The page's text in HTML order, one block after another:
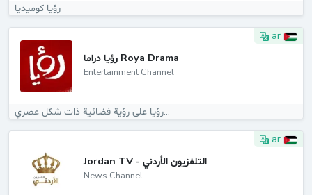
رؤيا كوميديا
ar
رؤيا دراما Roya Drama
Entertainment Channel
رؤيا على رؤية فضائية ذات شكل عصري...
ar
Jordan TV - التلفزيون الأردني
News Channel